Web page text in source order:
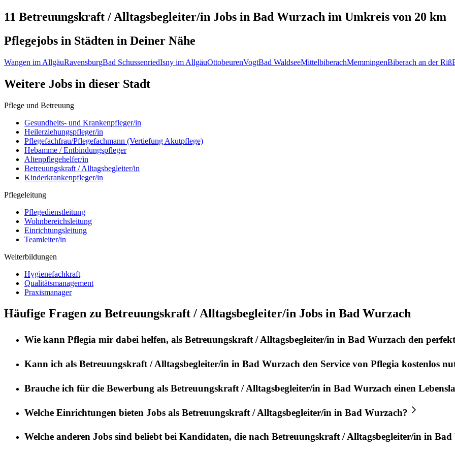
11 Betreuungskraft / Alltagsbegleiter/in Jobs in Bad Wurzach im Umkreis von 20 km
Pflegejobs in Städten in Deiner Nähe
Wangen im AllgäuRavensburgBad SchussenriedIsny im AllgäuOttobeurenVogtBad WaldseeMittelbiberachMemmingenBiberach an der Riß
Weitere Jobs in dieser Stadt
Pflege und Betreuung
Gesundheits- und Krankenpfleger/in
Heilerziehungspfleger/in
Pflegefachfrau/Pflegefachmann (Vertiefung Akutpflege)
Hebamme / Entbindungspfleger
Altenpflegehelfer/in
Betreuungskraft / Alltagsbegleiter/in
Kinderkrankenpfleger/in
Pflegeleitung
Pflegedienstleitung
Wohnbereichsleitung
Einrichtungsleitung
Teamleiter/in
Weiterbildungen
Hygienefachkraft
Qualitätsmanagement
Praxismanager
Häufige Fragen zu Betreuungskraft / Alltagsbegleiter/in Jobs in Bad Wurzach
Wie kann Pflegia mir dabei helfen, als Betreuungskraft / Alltagsbegleiter/in in Bad Wurzach den
Kann ich als Betreuungskraft / Alltagsbegleiter/in in Bad Wurzach den Service von Pflegia kostenlos
Brauche ich für die Bewerbung als Betreuungskraft / Alltagsbegleiter/in in Bad Wurzach einen
Welche Einrichtungen bieten Jobs als Betreuungskraft / Alltagsbegleiter/in in Bad Wurzach?
Welche anderen Jobs sind beliebt bei Kandidaten, die nach Betreuungskraft / Alltagsbegleiter/in in Bad